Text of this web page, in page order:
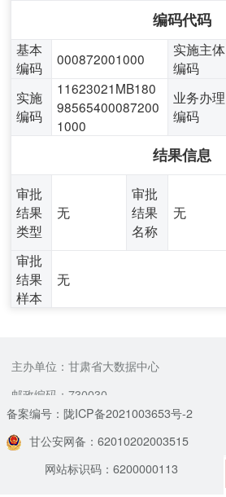
编码代码
基本
编码
000872001000
实施主体
编码
实施
编码
11623021MB180
98565400087200
1000
业务办理
编码
结果信息
审批
结果
类型
无
审批
结果
名称
无
审批
结果
样本
无
主办单位：甘肃省大数据中心
邮政编码：730030
备案编号：陇ICP备2021003653号-2
甘公安网备：62010202003515
网站标识码：6200000113